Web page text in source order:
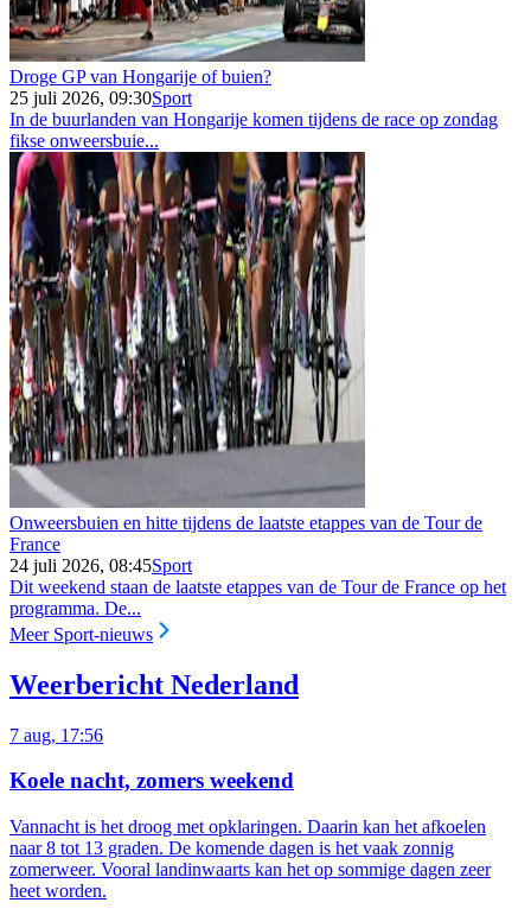
Droge GP van Hongarije of buien?
25 juli 2026, 09:30Sport
In de buurlanden van Hongarije komen tijdens de race op zondag
fikse onweersbuie...
Onweersbuien en hitte tijdens de laatste etappes van de Tour de
France
24 juli 2026, 08:45Sport
Dit weekend staan de laatste etappes van de Tour de France op het
programma. De...
Meer Sport-nieuws
Weerbericht Nederland
7 aug, 17:56
Koele nacht, zomers weekend
Vannacht is het droog met opklaringen. Daarin kan het afkoelen
naar 8 tot 13 graden. De komende dagen is het vaak zonnig
zomerweer. Vooral landinwaarts kan het op sommige dagen zeer
heet worden.